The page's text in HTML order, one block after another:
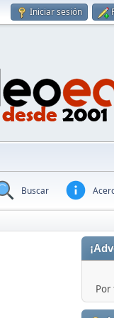
Iniciar sesión
Buscar
Por